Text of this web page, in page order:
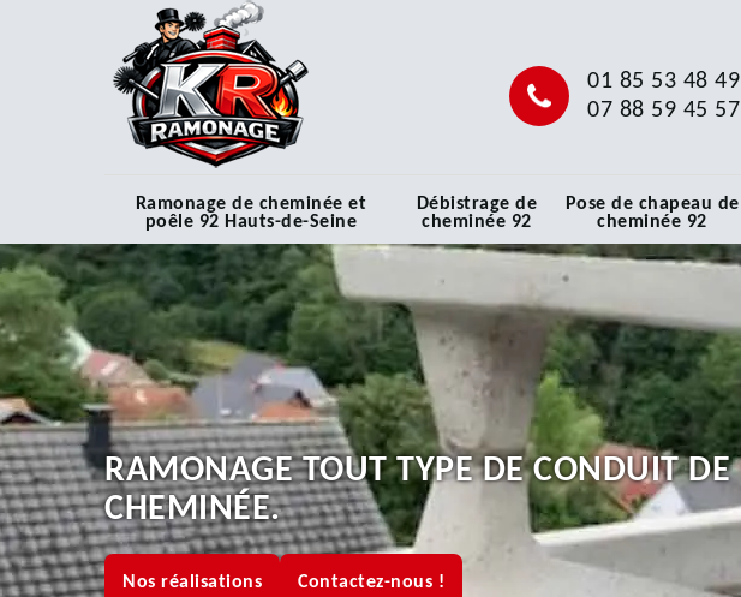
01 85 53 48 49
07 88 59 45 57
Ramonage de cheminée et
poêle 92 Hauts-de-Seine
Débistrage de
cheminée 92
Pose de chapeau de
cheminée 92
RAMONAGE TOUT TYPE DE CONDUIT DE
CHEMINÉE.
Nos réalisations Contactez-nous !